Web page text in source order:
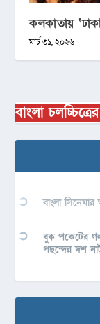
কলকাতায়
মার্চ ৩১, ২০২৬
বাংলা
বাংলা
বুক পকেটের
পছন্দের দশ